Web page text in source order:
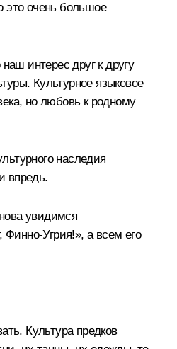
это очень большое
интерес друг к другу
Культурное языковое
но любовь к родному
наследия
впредь.
увидимся
Угрия!», а всем его
Культура предков